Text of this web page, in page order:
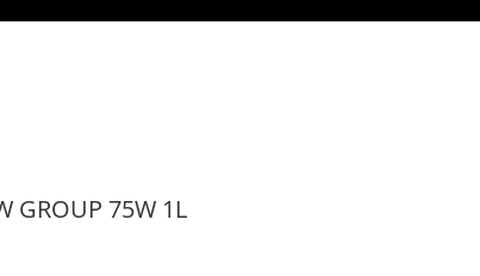
GROUP 75W 1L